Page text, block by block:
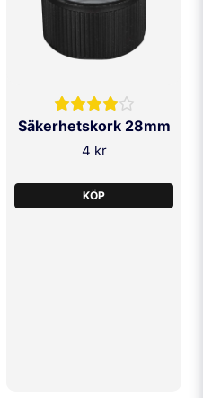
Säkerhetskork 28mm
4 kr
KÖP